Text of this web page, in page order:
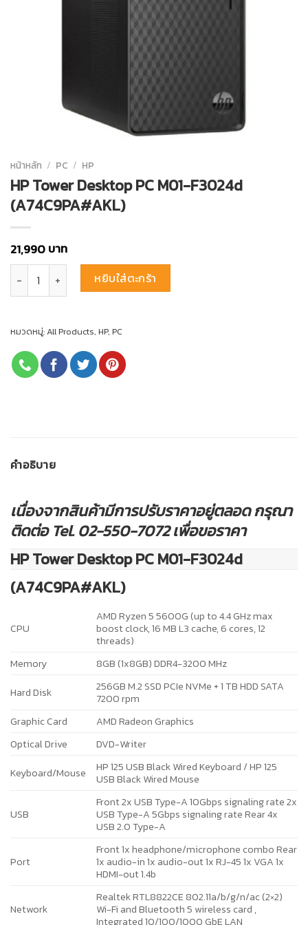
หน้าหลัก / PC / HP
HP Tower Desktop PC M01-F3024d
(A74C9PA#AKL)
21,990บาท
จำนวน HP Tower Desktop PC M01-F3024d (A74C9PA#AKL) ชิ้น
หยิบใส่ตะกร้า
หมวดหมู่:All Products, HP, PC
คำอธิบาย
เนื่องจากสินค้ามีการปรับราคาอยู่ตลอด กรุณา
ติดต่อ Tel. 02-550-7072 เพื่อขอราคา
HP Tower Desktop PC M01-F3024d
(A74C9PA#AKL)
CPU
AMD Ryzen 5 5600G (up to 4.4 GHz max
boost clock, 16 MB L3 cache, 6 cores, 12
threads)
Memory
8GB (1x8GB) DDR4-3200 MHz
Hard Disk
256GB M.2 SSD PCIe NVMe + 1 TB HDD SATA
7200 rpm
Graphic Card
AMD Radeon Graphics
Optical Drive
DVD-Writer
Keyboard/Mouse
HP 125 USB Black Wired Keyboard / HP 125
USB Black Wired Mouse
USB
Front 2x USB Type-A 10Gbps signaling rate 2x
USB Type-A 5Gbps signaling rate Rear 4x
USB 2.0 Type-A
Port
Front 1x headphone/microphone combo Rear
1x audio-in 1x audio-out 1x RJ-45 1x VGA 1x
HDMI-out 1.4b
Network
Realtek RTL8822CE 802.11a/b/g/n/ac (2×2)
Wi-Fi and Bluetooth 5 wireless card ,
Integrated 10/100/1000 GbE LAN